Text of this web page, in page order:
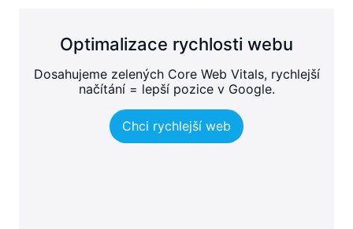
Optimalizace rychlosti webu
Dosahujeme zelených Core Web Vitals, rychlejší
načítání = lepší pozice v Google.
Chci rychlejší web